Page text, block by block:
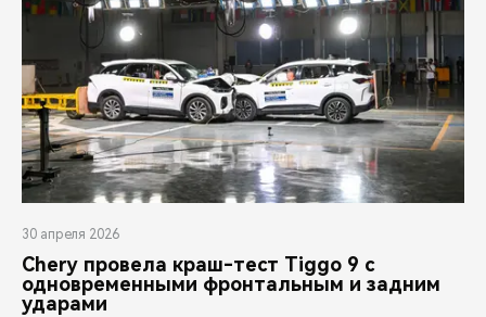
30 апреля 2026
Chery провела краш-тест Tiggo 9 с
одновременными фронтальным и задним
ударами